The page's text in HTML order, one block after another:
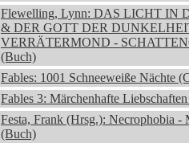
Flewelling, Lynn: DAS LICHT IN
& DER GOTT DER
VERRÄTERMOND -
(Buch)
Fables: 1001 Schneeweiße Nächte
Fables 3: Märchenhafte
Festa, Frank (Hrsg.): Necrophobia -
(Buch)